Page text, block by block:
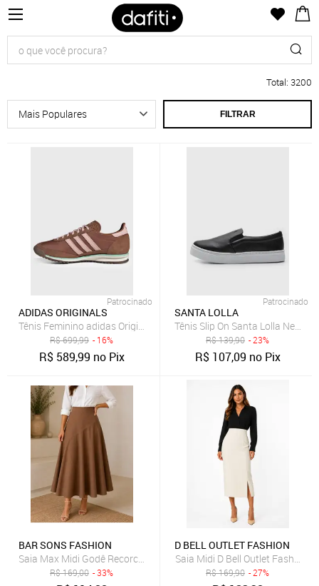
Total: 3200
FILTRAR
Patrocinado
ADIDAS ORIGINALS
Tênis Feminino adidas Originals Sl 72 OG Marrom
R$699,99 - 16%
R$ 589,99 no Pix
Patrocinado
SANTA LOLLA
Tênis Slip On Santa Lolla New
R$139,90 - 23%
R$ 107,09 no Pix
BAR SONS FASHION
Saia Max Midi Godê Recorco Assimetrico Cintura Alta em Linho
R$169,00 - 33%
D BELL OUTLET FASHION
Saia Midi D Bell Outlet Fashion
R$169,90 - 27%